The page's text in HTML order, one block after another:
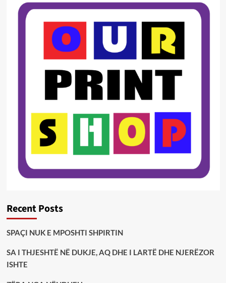
Recent Posts
SPAÇI NUK E MPOSHTI SHPIRTIN
SA I THJESHTË NË DUKJE, AQ DHE I LARTË DHE NJERËZOR
ISHTE